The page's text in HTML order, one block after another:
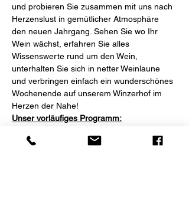
und probieren Sie zusammen mit uns nach
Herzenslust in gemütlicher Atmosphäre
den neuen Jahrgang. Sehen Sie wo Ihr
Wein wächst, erfahren Sie alles
Wissenswerte rund um den Wein,
unterhalten Sie sich in netter Weinlaune
und verbringen einfach ein wunderschönes
Wochenende auf unserem Winzerhof im
Herzen der Nahe!
Unser vorläufiges Programm:
Freitag, den 26. Juni 2026